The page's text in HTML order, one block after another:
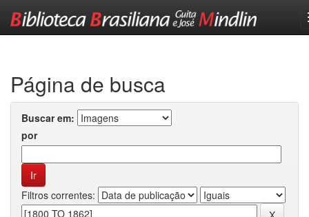
Página de busca
Buscar em:
por
Filtros correntes: